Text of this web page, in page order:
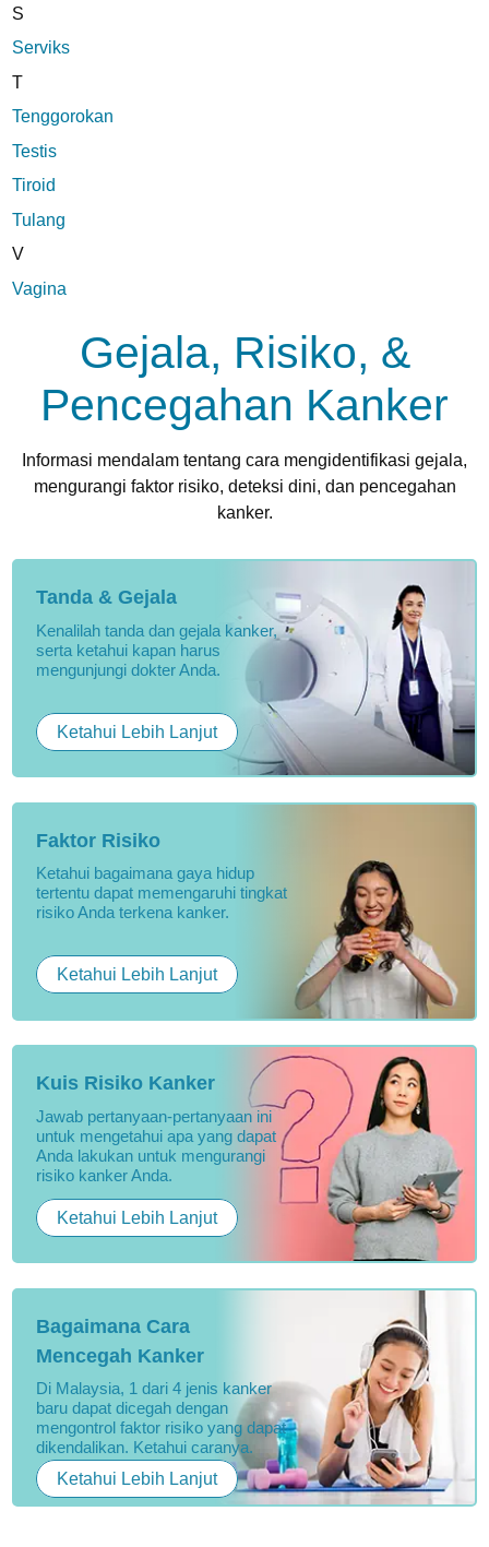
S
Serviks
T
Tenggorokan
Testis
Tiroid
Tulang
V
Vagina
Gejala, Risiko, &
Pencegahan Kanker
Informasi mendalam tentang cara mengidentifikasi gejala,
mengurangi faktor risiko, deteksi dini, dan pencegahan
kanker.
Tanda & Gejala
Kenalilah tanda dan gejala kanker,
serta ketahui kapan harus
mengunjungi dokter Anda.
Ketahui Lebih Lanjut
Faktor Risiko
Ketahui bagaimana gaya hidup
tertentu dapat memengaruhi tingkat
risiko Anda terkena kanker.
Ketahui Lebih Lanjut
Kuis Risiko Kanker
Jawab pertanyaan-pertanyaan ini
untuk mengetahui apa yang dapat
Anda lakukan untuk mengurangi
risiko kanker Anda.
Ketahui Lebih Lanjut
Bagaimana Cara
Mencegah Kanker
Di Malaysia, 1 dari 4 jenis kanker
baru dapat dicegah dengan
mengontrol faktor risiko yang dapat
dikendalikan. Ketahui caranya.
Ketahui Lebih Lanjut